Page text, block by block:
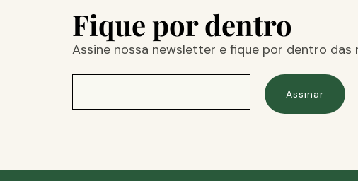
Fique por dentro
Assine nossa newsletter e fique por dentro
Assinar